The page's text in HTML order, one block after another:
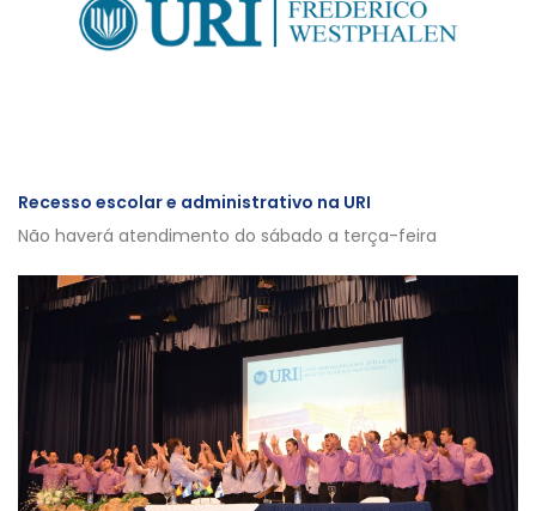
Recesso escolar e administrativo na URI
Não haverá atendimento do sábado a terça-feira